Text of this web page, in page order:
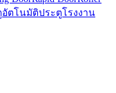
อัตโนมัติประตูโรงงาน